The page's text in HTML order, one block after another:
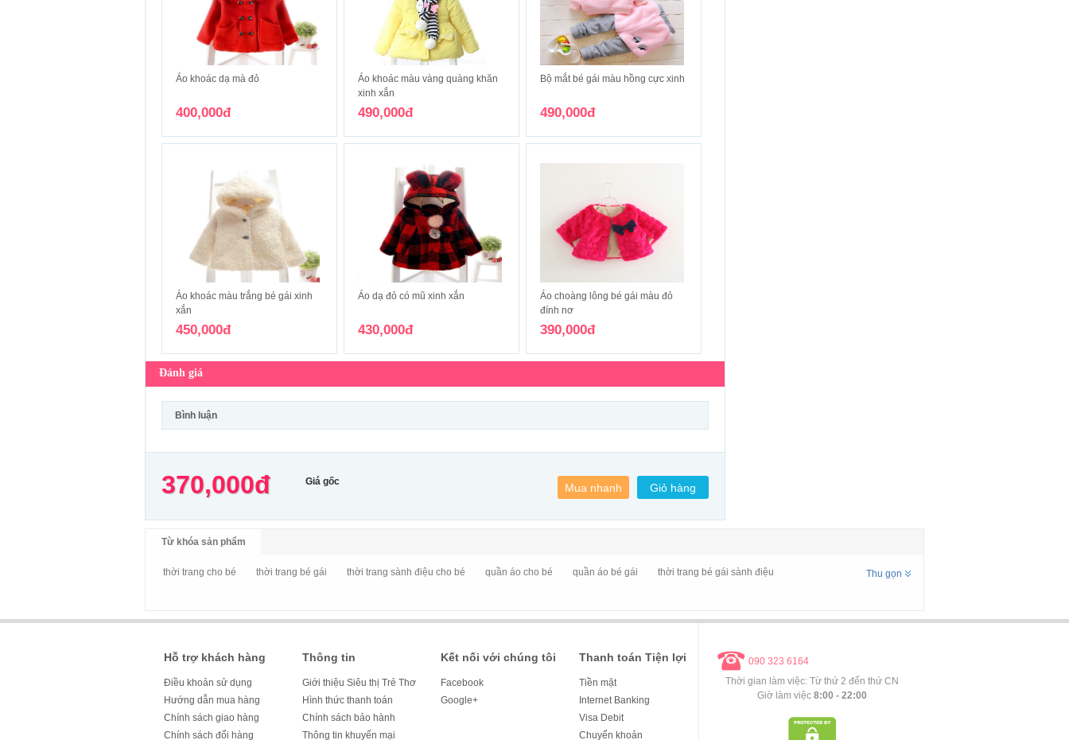
Áo khoác dạ mà đỏ
400,000đ
Áo khoác màu vàng quàng khăn
xinh xắn
490,000đ
Bộ mắt bé gái màu hồng cực xinh
490,000đ
Áo khoác màu trắng bé gái xinh
xắn
450,000đ
Áo dạ đỏ có mũ xinh xắn
430,000đ
Áo choàng lông bé gái màu đỏ
đính nơ
390,000đ
Đánh giá
Bình luận
370,000đ Giá gốc
Từ khóa sản phẩm
thời trang cho bé thời trang bé gái thời trang sành điệu cho bé quần áo cho bé quần áo bé gái thời trang bé gái sành điệu Thu gọn
Hỗ trợ khách hàng
Điều khoản sử dụng
Hướng dẫn mua hàng
Chính sách giao hàng
Chính sách đổi hàng
Thông tin
Giới thiệu Siêu thị Trẻ Thơ
Hình thức thanh toán
Chính sách bảo hành
Thông tin khuyến mại
Kết nối với chúng tôi
Facebook
Google+
Thanh toán Tiện lợi
Tiền mặt
Internet Banking
Visa Debit
Chuyển khoản
090 323 6164
Thời gian làm việc: Từ thứ 2 đến thứ CN
Giờ làm việc 8:00 - 22:00